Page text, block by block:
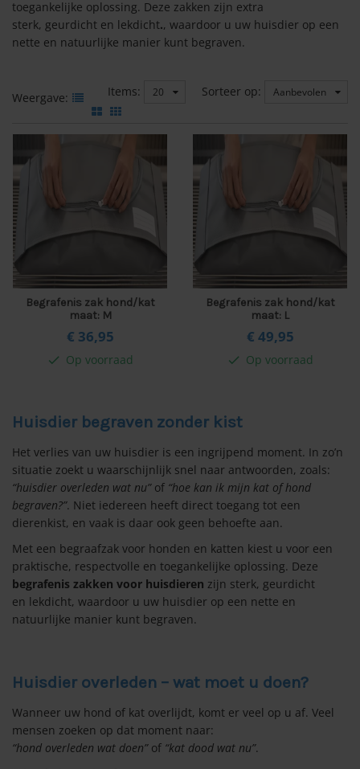
toegankelijke oplossing. Deze zakken zijn extra
sterk, geurdicht en lekdicht., waardoor u uw huisdier op een
nette en natuurlijke manier kunt begraven.
Sorteer op: Aanbevolen
Items: 20
Weergave:
Begrafenis zak hond/kat
maat: M
€ 36,95
check Op voorraad
Begrafenis zak hond/kat
maat: L
€ 49,95
check Op voorraad
Huisdier begraven zonder kist
Het verlies van uw huisdier is een ingrijpend moment. In zo’n
situatie zoekt u waarschijnlijk snel naar antwoorden, zoals:
“huisdier overleden wat nu”of “hoe kan ik mijn kat of hond
begraven?”. Niet iedereen heeft direct toegang tot een
dierenkist, en vaak is daar ook geen behoefte aan.
Met een begraafzak voor honden en katten kiest u voor een
praktische, respectvolle en toegankelijke oplossing. Deze
begrafenis zakken voor huisdieren zijn sterk, geurdicht
en lekdicht, waardoor u uw huisdier op een nette en
natuurlijke manier kunt begraven.
Huisdier overleden – wat moet u doen?
Wanneer uw hond of kat overlijdt, komt er veel op u af. Veel
mensen zoeken op dat moment naar:
“hond overleden wat doen”of “kat dood wat nu”.